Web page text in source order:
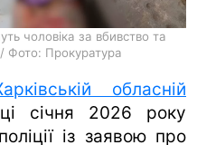
чоловіка за вбивство та
Фото: Прокуратура
обласній
січня 2026 року
із заявою про